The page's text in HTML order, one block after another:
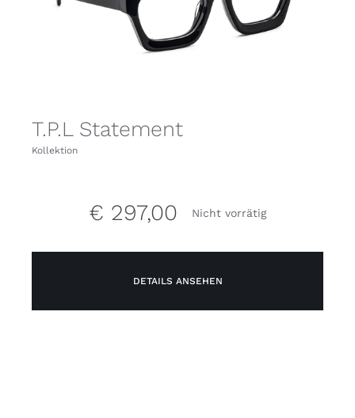
T.P.L Statement
Kollektion
€ 297,00 Nicht vorrätig
DETAILS ANSEHEN